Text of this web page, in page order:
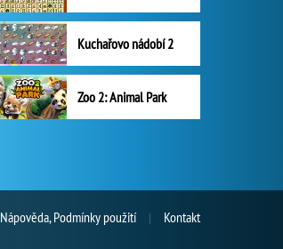
Kuchařovo nádobí 2
Zoo 2: Animal Park
Nápověda, Podmínky použití Kontakt